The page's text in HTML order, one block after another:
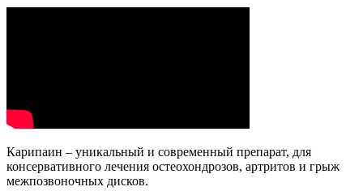
Карипаин – уникальный и современный препарат, для
консервативного лечения остеохондрозов, артритов и грыж
межпозвоночных дисков.